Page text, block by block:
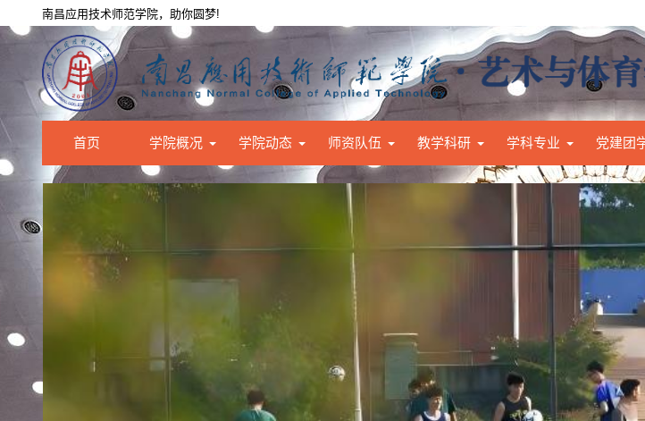
南昌应用技术师范学院，助你圆梦!
首页 学院概况 学院动态 师资队伍 教学科研 学科专业 党建团